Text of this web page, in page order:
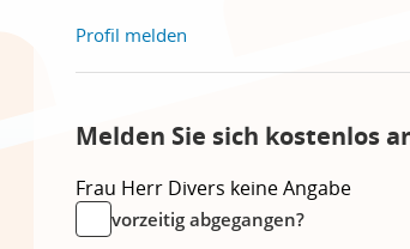
Profil melden
Melden Sie sich kostenlos
Frau Herr Divers keine Angabe
vorzeitig abgegangen?